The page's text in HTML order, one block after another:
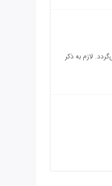
نیم بها محاسبه می‌گردد. لازم به ذکر